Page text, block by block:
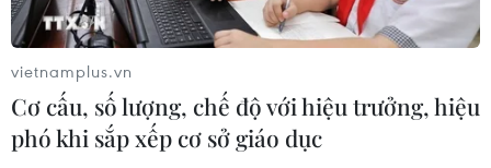
vietnamplus.vn
Cơ cấu, số lượng, chế độ với hiệu trưởng, hiệu
phó khi sắp xếp cơ sở giáo dục